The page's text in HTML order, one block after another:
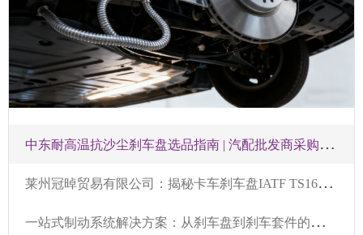
中
东耐高温抗沙尘刹车盘选品指南 | 汽配批发商采购与OEM定制
莱
州冠晫贸易有限公司：揭秘卡车刹车盘IATF TS16949认证，保障行车安全
一
站式制动系统解决方案：从刹车盘到刹车套件的协同供应价值